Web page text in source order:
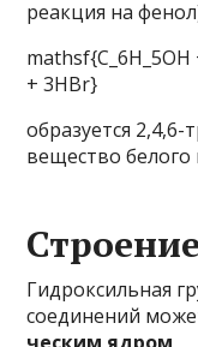
реакция на
+ 3HBr}
образуется
вещество белого
Гидроксильная
соединений